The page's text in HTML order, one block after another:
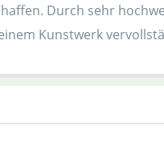
Durch sehr
Kunstwerk